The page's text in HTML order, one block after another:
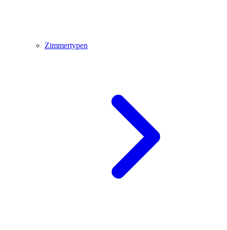
Zimmertypen